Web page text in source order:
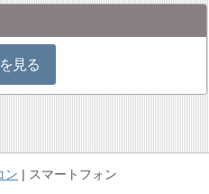
見る
ン スマートフォン